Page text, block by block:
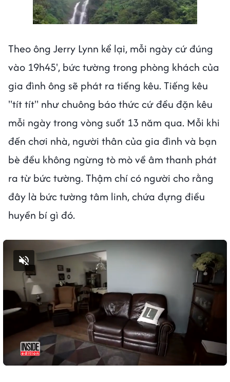
Theo ông Jerry Lynn kể lại, mỗi ngày cứ đúng
vào 19h45', bức tường trong phòng khách của
gia đình ông sẽ phát ra tiếng kêu. Tiếng kêu
"tít tít" như chuông báo thức cứ đều đặn kêu
mỗi ngày trong vòng suốt 13 năm qua. Mỗi khi
đến chơi nhà, người thân của gia đình và bạn
bè đều không ngừng tò mò về âm thanh phát
ra từ bức tường. Thậm chí có người cho rằng
đây là bức tường tâm linh, chứa đựng điều
huyền bí gì đó.
Bật tiếng